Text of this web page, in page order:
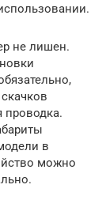
не лишен.
проводка.
в
можно